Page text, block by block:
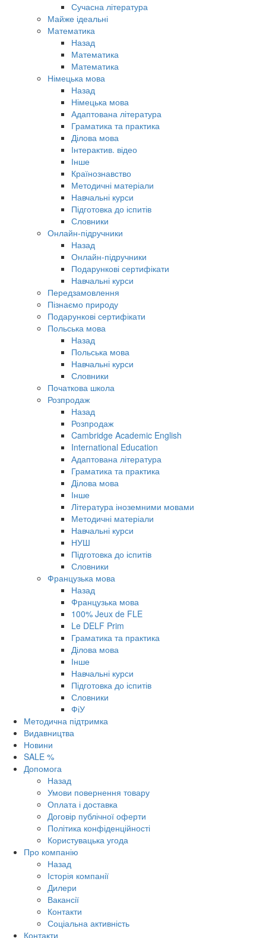
Сучасна література
Майже ідеальні
Математика
Назад
Математика
Математика
Німецька мова
Назад
Німецька мова
Адаптована література
Граматика та практика
Ділова мова
Інтерактив. відео
Інше
Країнознавство
Методичні матеріали
Навчальні курси
Підготовка до іспитів
Словники
Онлайн-підручники
Назад
Онлайн-підручники
Подарункові сертифікати
Навчальні курси
Передзамовлення
Пізнаємо природу
Подарункові сертифікати
Польська мова
Назад
Польська мова
Навчальні курси
Словники
Початкова школа
Розпродаж
Назад
Розпродаж
Cambridge Academic English
International Education
Адаптована література
Граматика та практика
Ділова мова
Інше
Література іноземними мовами
Методичні матеріали
Навчальні курси
НУШ
Підготовка до іспитів
Словники
Французька мова
Назад
Французька мова
100% Jeux de FLE
Le DELF Prim
Граматика та практика
Ділова мова
Інше
Навчальні курси
Підготовка до іспитів
Словники
ФіУ
Методична підтримка
Видавництва
Новини
SALE %
Допомога
Назад
Умови повернення товару
Оплата і доставка
Договір публічної оферти
Політика конфіденційності
Користувацька угода
Про компанію
Назад
Історія компанії
Дилери
Вакансії
Контакти
Соціальна активність
Контакти